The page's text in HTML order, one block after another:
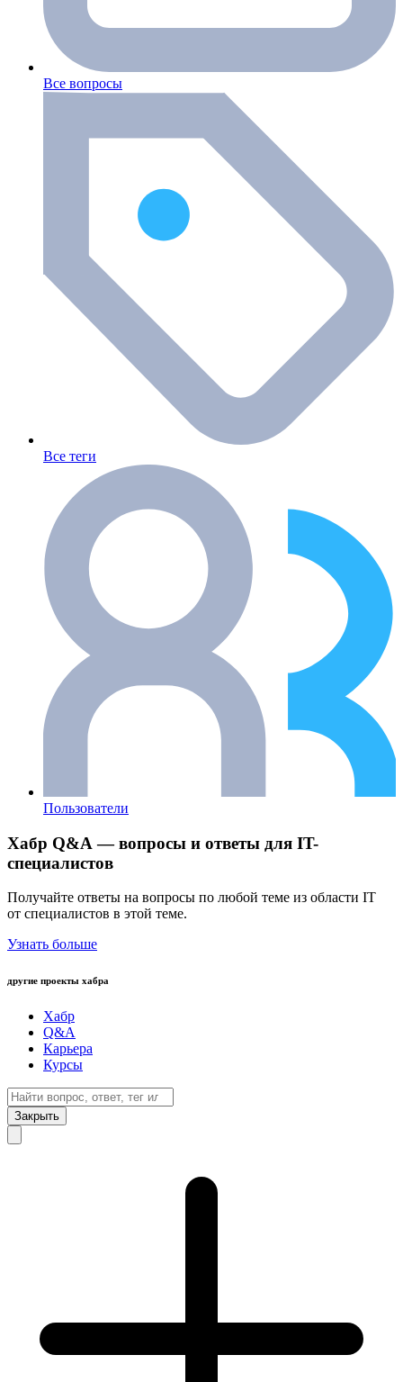
Все вопросы
Все теги
Пользователи
Хабр Q&A — вопросы и ответы для IT-
специалистов
Получайте ответы на вопросы по любой теме из области IT
от специалистов в этой теме.
Узнать больше
другие проекты хабра
Хабр
Q&A
Карьера
Курсы
Закрыть